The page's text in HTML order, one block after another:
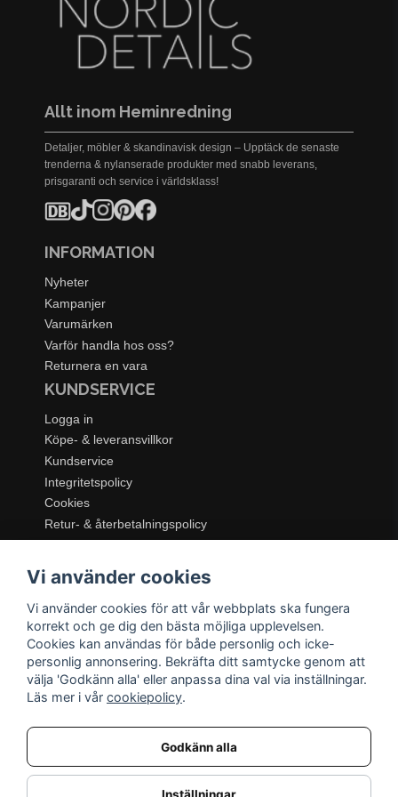
Allt inom Heminredning
Detaljer, möbler & skandinavisk design – Upptäck de senaste
trenderna & nylanserade produkter med snabb leverans,
prisgaranti och service i världsklass!
INFORMATION
Nyheter
Kampanjer
Varumärken
Varför handla hos oss?
Returnera en vara
KUNDSERVICE
Logga in
Köpe- & leveransvillkor
Kundservice
Integritetspolicy
Cookies
Retur- & återbetalningspolicy
Dukning & Servering
Kök & Matlagning
Belysning
Textil & Mattor
Möbler
Vi använder cookies
Vi använder cookies för att vår webbplats ska fungera
korrekt och ge dig den bästa möjliga upplevelsen.
Cookies kan användas för både personlig och icke-
personlig annonsering. Bekräfta ditt samtycke genom att
välja 'Godkänn alla' eller anpassa dina val via inställningar.
Läs mer i vår cookiepolicy.
Godkänn alla